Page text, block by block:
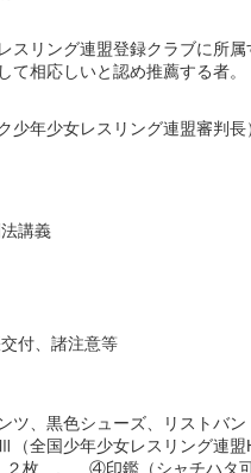
スリング連盟登録クラブに所
て相応しいと認め推薦する者。
年少女レスリング連盟審判長
講義
付、諸注意等
ツ、黒色シューズ、リストバ
全国少年少女レスリング連盟
２枚 、 ④印鑑（シャチハ